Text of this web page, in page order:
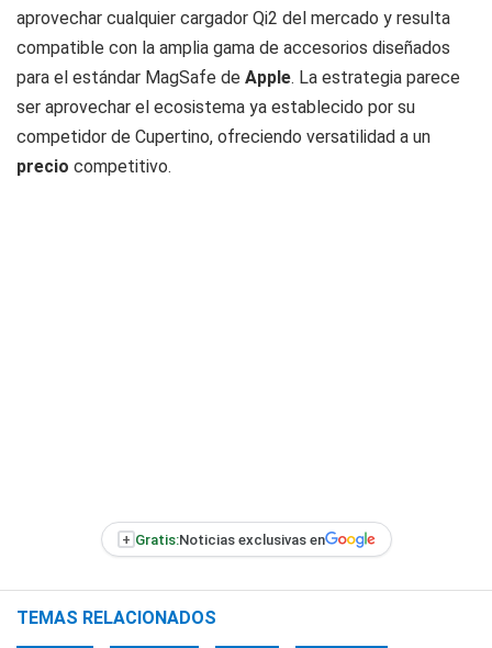
aprovechar cualquier cargador Qi2 del mercado y resulta
compatible con la amplia gama de accesorios diseñados
para el estándar MagSafe de Apple. La estrategia parece
ser aprovechar el ecosistema ya establecido por su
competidor de Cupertino, ofreciendo versatilidad a un
precio competitivo.
+ Gratis:Noticias exclusivas en
TEMAS RELACIONADOS